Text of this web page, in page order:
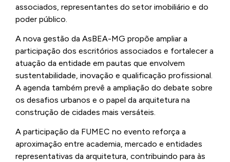
associados, representantes do setor imobiliário e do
poder público.
A nova gestão da AsBEA-MG propõe ampliar a
participação dos escritórios associados e fortalecer a
atuação da entidade em pautas que envolvem
sustentabilidade, inovação e qualificação profissional.
A agenda também prevê a ampliação do debate sobre
os desafios urbanos e o papel da arquitetura na
construção de cidades mais versáteis.
A participação da FUMEC no evento reforça a
aproximação entre academia, mercado e entidades
representativas da arquitetura, contribuindo para às